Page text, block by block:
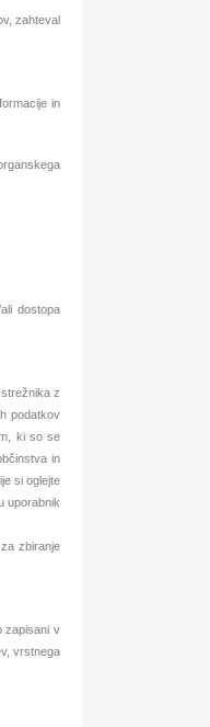
zahteval
in
dostopa
z
podatkov
ki so se
in
si oglejte
uporabnik
zbiranje
zapisani v
vrstnega